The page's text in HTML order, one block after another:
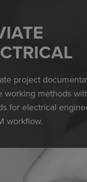
project
working methods
for electrical
workflow.